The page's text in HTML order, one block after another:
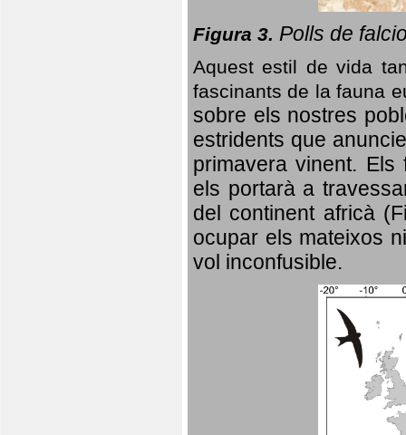
Figura 3. Polls de
Aquest estil de vida
fascinants de la fauna
sobre els nostres
estridents que
primavera vinent. Els
els portarà a
del continent africà
ocupar els mateixos
vol inconfusible.